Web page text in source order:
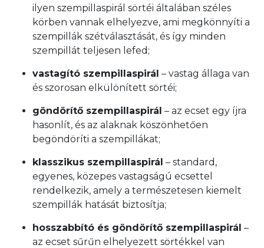
ilyen szempillaspirál sörtéi általában széles
körben vannak elhelyezve, ami megkönnyíti a
szempillák szétválasztását, és így minden
szempillát teljesen lefed;
vastagító szempillaspirál – vastag állaga van
és szorosan elkülönített sörtéi;
göndörítő szempillaspirál – az ecset egy íjra
hasonlít, és az alaknak köszönhetően
begöndöríti a szempillákat;
klasszikus szempillaspirál – standard,
egyenes, közepes vastagságú ecsettel
rendelkezik, amely a természetesen kiemelt
szempillák hatását biztosítja;
hosszabbító és göndörítő szempillaspirál –
az ecset sűrűn elhelyezett sörtékkel van